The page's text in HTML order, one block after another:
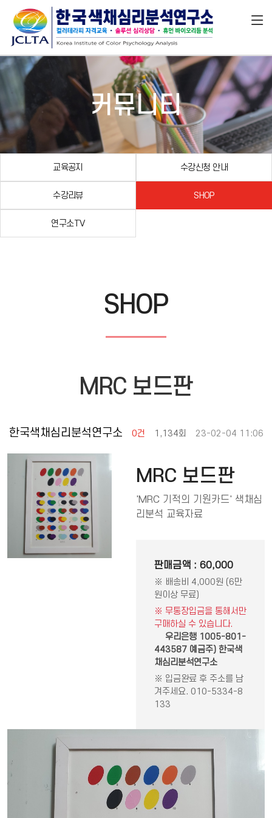
커뮤니티
교육공지 수강신청 안내
수강리뷰 SHOP
연구소TV
SHOP
MRC 보드판
한국색채심리분석연구소 0건 1,134회 23-02-04 11:06
MRC 보드판
'MRC 기적의 기원카드' 색채심
리분석 교육자료
판매금액 : 60,000
※ 배송비 4,000원 (6만
원이상 무료)
※ 무통장입금을 통해서만
구매하실 수 있습니다.
우리은행 1005-801-
443587 예금주) 한국색
채심리분석연구소
※ 입금완료 후 주소를 남
겨주세요. 010-5334-8
133